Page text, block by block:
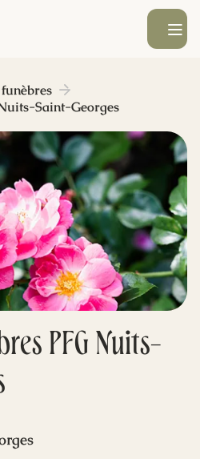
volontés
Ouvrir le
PFG Nuits-
Saint-Georges